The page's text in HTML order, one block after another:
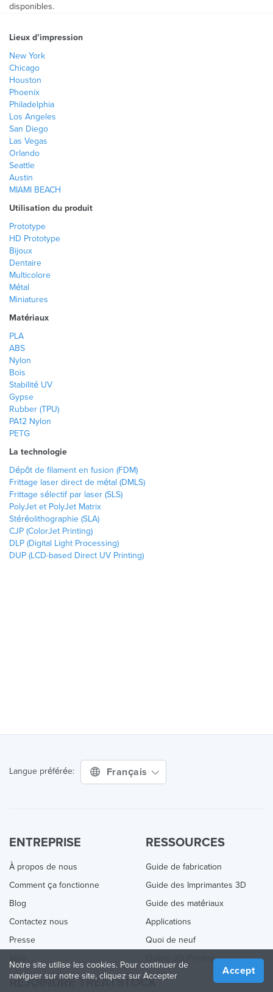
disponibles.
Lieux d’impression
New York
Chicago
Houston
Phoenix
Philadelphia
Los Angeles
San Diego
Las Vegas
Orlando
Seattle
Austin
MIAMI BEACH
Utilisation du produit
Prototype
HD Prototype
Bijoux
Dentaire
Multicolore
Métal
Miniatures
Matériaux
PLA
ABS
Nylon
Bois
Stabilité UV
Gypse
Rubber (TPU)
PA12 Nylon
PETG
La technologie
Dépôt de filament en fusion (FDM)
Frittage laser direct de métal (DMLS)
Frittage sélectif par laser (SLS)
PolyJet et PolyJet Matrix
Stéréolithographie (SLA)
CJP (ColorJet Printing)
DLP (Digital Light Processing)
DUP (LCD-based Direct UV Printing)
Langue préférée: Français
ENTREPRISE
À propos de nous
Comment ça fonctionne
Blog
Contactez nous
Presse
RESSOURCES
Guide de fabrication
Guide des Imprimantes 3D
Guide des matériaux
Applications
Quoi de neuf
Online 3D Printing
REJOINDRE TREATSTOCK
Notre site utilise les cookies. Pour continuer de
naviguer sur notre site, cliquez sur Accepter
Accept